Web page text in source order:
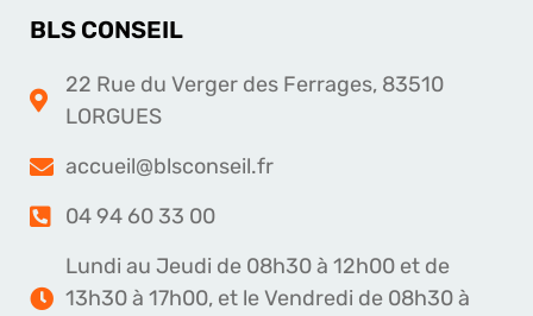
BLS CONSEIL
22 Rue du Verger des Ferrages, 83510
LORGUES
accueil@blsconseil.fr
04 94 60 33 00
Lundi au Jeudi de 08h30 à 12h00 et de
13h30 à 17h00, et le Vendredi de 08h30 à